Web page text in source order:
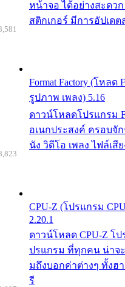
หน้าจอ ได้อย่างสะดว
สติกเกอร์ มีการอัปเดต
Format Factory (โหลด
รูปภาพ เพลง) 5.16
ดาวน์โหลดโปรแกรม
อเนกประสงค์ ครอบจั
นัง วิดีโอ เพลง ไฟล์เสี
CPU-Z (โปรแกรม
2.20.1
ดาวน์โหลด CPU-Z โ
ปรแกรม ที่ทุกคน น่าจะ
มถึงบอกค่าต่างๆ ทั้งฮ
รี